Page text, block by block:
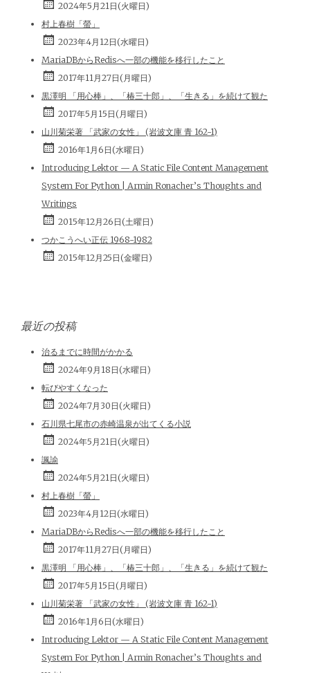
2024年5月21日(火曜日)
村上春樹「螢」
2023年4月12日(水曜日)
MariaDBからRedisへ一部の機能を移行したこと
2017年11月27日(月曜日)
黒澤明 「用心棒」、「椿三十郎」、「生きる」を続けて観た
2017年5月15日(月曜日)
山川菊栄著 「武家の女性」 (岩波文庫 青 162-1)
2016年1月6日(水曜日)
Introducing Lektor — A Static File Content Management
System For Python | Armin Ronacher’s Thoughts and
Writings
2015年12月26日(土曜日)
つかこうへい正伝 1968-1982
2015年12月25日(金曜日)
最近の投稿
治るまでに時間がかかる
2024年9月18日(水曜日)
転びやすくなった
2024年7月30日(火曜日)
石川県七尾市の赤崎温泉が出てくる小説
2024年5月21日(火曜日)
諷諭
2024年5月21日(火曜日)
村上春樹「螢」
2023年4月12日(水曜日)
MariaDBからRedisへ一部の機能を移行したこと
2017年11月27日(月曜日)
黒澤明 「用心棒」、「椿三十郎」、「生きる」を続けて観た
2017年5月15日(月曜日)
山川菊栄著 「武家の女性」 (岩波文庫 青 162-1)
2016年1月6日(水曜日)
Introducing Lektor — A Static File Content Management
System For Python | Armin Ronacher’s Thoughts and